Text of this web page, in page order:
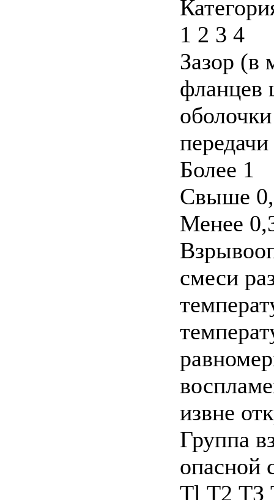
1 2 3 4
Зазор (в
фланцев
Более 1
Свыше
Менее
смеси
извне
Группа
опасной
Tl Т2 ТЗ